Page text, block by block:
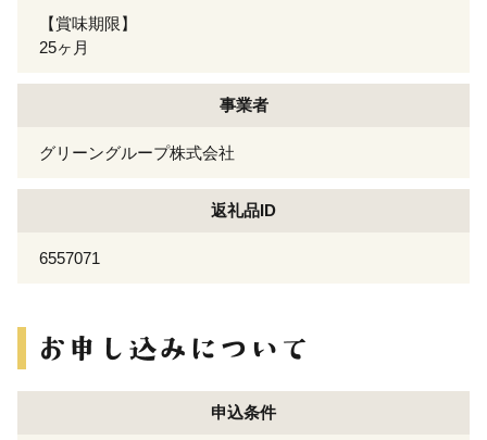
【賞味期限】
25ヶ月
事業者
グリーングループ株式会社
返礼品ID
6557071
申込条件